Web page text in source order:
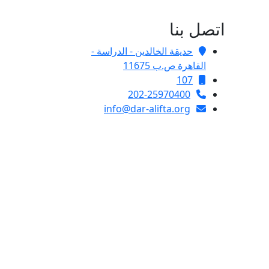
اتصل بنا
حديقة الخالدين - الدراسة -
القاهرة ص.ب 11675
107
202-25970400
info@dar-alifta.org